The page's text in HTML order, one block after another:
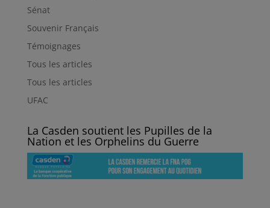
Sénat
Souvenir Français
Témoignages
Tous les articles
Tous les articles
UFAC
La Casden soutient les Pupilles de la
Nation et les Orphelins du Guerre